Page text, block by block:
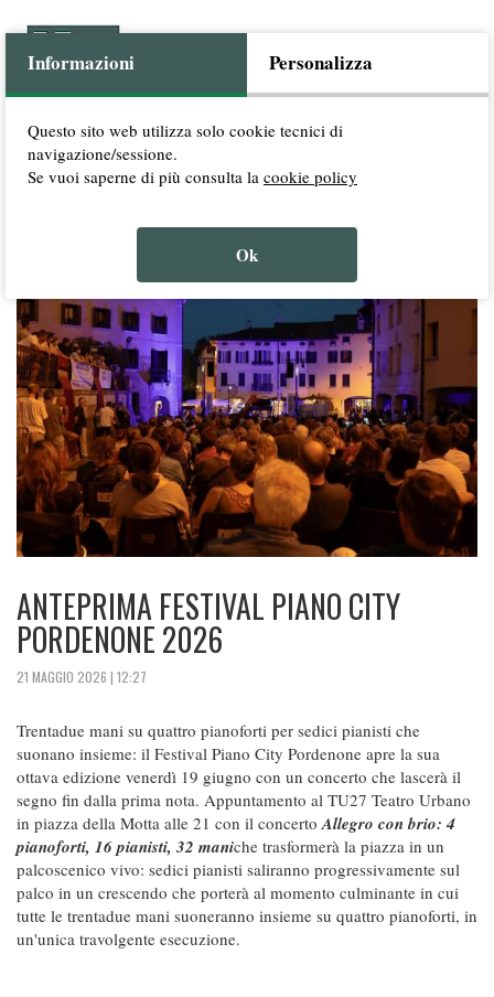
Informazioni Personalizza
Questo sito web utilizza solo cookie tecnici di
navigazione/sessione.
Se vuoi saperne di più consulta la cookie policy
Ok
SERVIZI / ESPERIENZE CHI SIAMO /
ANTEPRIMA FESTIVAL PIANO CITY
PORDENONE 2026
21 MAGGIO 2026 | 12:27
Trentadue mani su quattro pianoforti per sedici pianisti che
suonano insieme: il Festival Piano City Pordenone apre la sua
ottava edizione venerdì 19 giugno con un concerto che lascerà il
segno fin dalla prima nota. Appuntamento al TU27 Teatro Urbano
in piazza della Motta alle 21 con il concerto Allegro con brio: 4
pianoforti, 16 pianisti, 32 maniche trasformerà la piazza in un
palcoscenico vivo: sedici pianisti saliranno progressivamente sul
palco in un crescendo che porterà al momento culminante in cui
tutte le trentadue mani suoneranno insieme su quattro pianoforti, in
un'unica travolgente esecuzione.